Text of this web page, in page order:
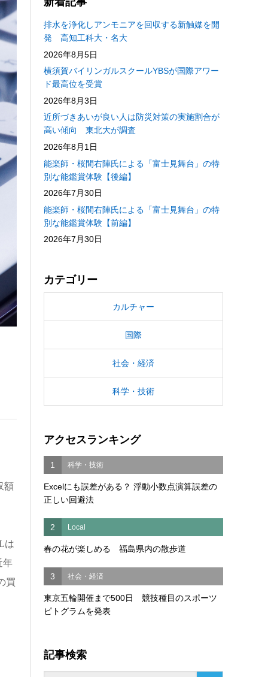
額
は
年
買
排水を浄化しアンモニアを回収する新触媒を開
発 高知工科大・名大
2026年8月5日
横須賀バイリンガルスクールYBSが国際アワー
ド最高位を受賞
2026年8月3日
近所づきあいが良い人は防災対策の実施割合が
高い傾向 東北大が調査
2026年8月1日
能楽師・桜間右陣氏による「富士見舞台」の特
別な能鑑賞体験【後編】
2026年7月30日
能楽師・桜間右陣氏による「富士見舞台」の特
別な能鑑賞体験【前編】
2026年7月30日
カテゴリー
カルチャー
国際
社会・経済
科学・技術
アクセスランキング
1 科学・技術
Excelにも誤差がある？ 浮動小数点演算誤差の
正しい回避法
2 Local
春の花が楽しめる 福島県内の散歩道
3 社会・経済
東京五輪開催まで500日 競技種目のスポーツ
ピトグラムを発表
記事検索